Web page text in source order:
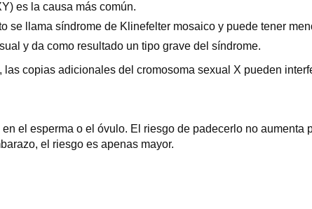
es la causa más común.
llama síndrome de Klinefelter mosaico y puede tener
y da como resultado un tipo grave del síndrome.
copias adicionales del cromosoma sexual X pueden
el esperma o el óvulo. El riesgo de padecerlo no aumenta
el riesgo es apenas mayor.